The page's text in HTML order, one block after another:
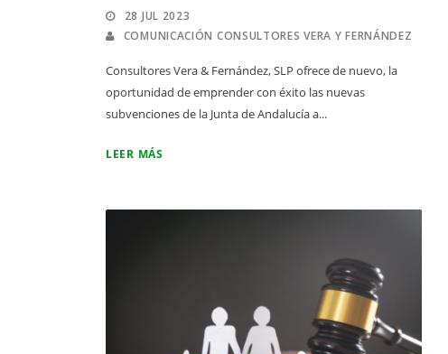
28 JUL 2023
COMUNICACIÓN CONSULTORES VERA Y FERNÁNDEZ
Consultores Vera & Fernández, SLP ofrece de nuevo, la
oportunidad de emprender con éxito las nuevas
subvenciones de la Junta de Andalucía a...
LEER MÁS